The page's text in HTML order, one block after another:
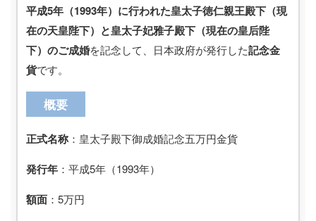
平成5年（1993年）に行われた皇太子徳仁親王殿下（現
在の天皇陛下）と皇太子妃雅子殿下（現在の皇后陛
下）のご成婚を記念して、日本政府が発行した記念金
貨です。
概要
正式名称：皇太子殿下御成婚記念五万円金貨
発行年 ：平成5年（1993年）
額面 ：5万円